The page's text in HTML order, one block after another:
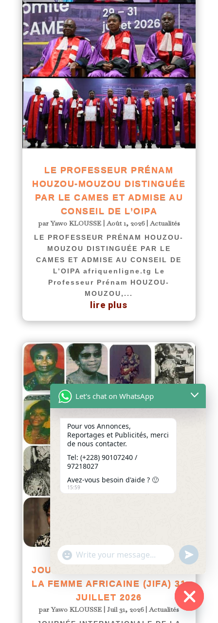
LE PROFESSEUR PRÉNAM
HOUZOU-MOUZOU DISTINGUÉE
PAR LE CAMES ET ADMISE AU
CONSEIL DE L’OIPA
parYawo KLOUSSE|Août 1, 2026|Actualités
LE PROFESSEUR PRÉNAM HOUZOU-
MOUZOU DISTINGUÉE PAR LE
CAMES ET ADMISE AU CONSEIL DE
L’OIPA afriquenligne.tg Le
Professeur Prénam HOUZOU-
MOUZOU,...
lire plus
JOURNÉE INTERNATIONALE DE
LA FEMME AFRICAINE (JIFA) 31
JUILLET 2026
parYawo KLOUSSE |Juil 31, 2026|Actualités
Let's chat on WhatsApp
Pour vos Annonces,
Reportages et Publicités, merci
de nous contacter.
Tel: (+228) 90107240 /
97218027
Avez-vous besoin d'aide ? 🙂
15:59
"+chaty_settings.lang.emoji_picker+"
WhatsApp
undefined